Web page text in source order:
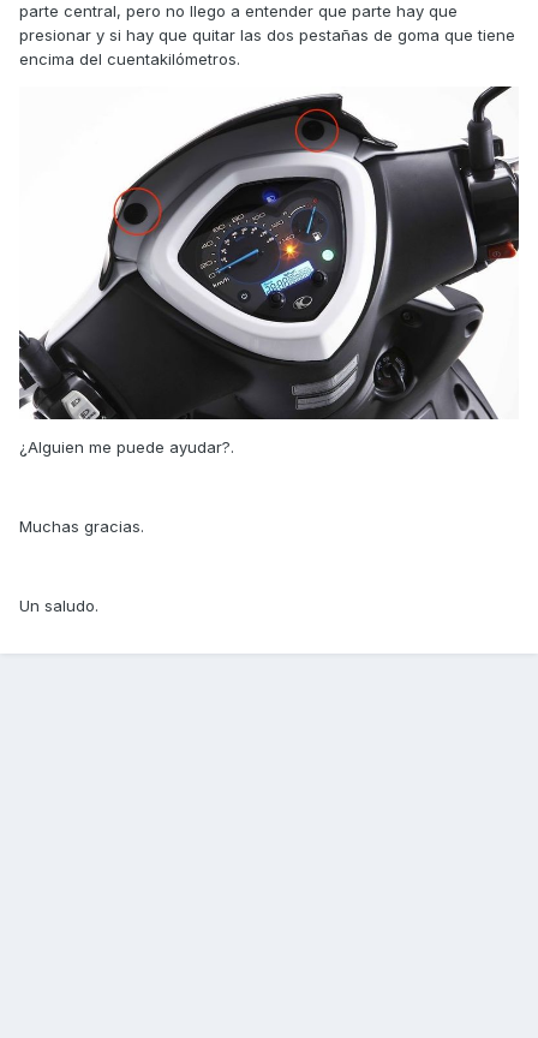
parte central, pero no llego a entender que parte hay que
presionar y si hay que quitar las dos pestañas de goma que tiene
encima del cuentakilómetros.
¿Alguien me puede ayudar?.
Muchas gracias.
Un saludo.